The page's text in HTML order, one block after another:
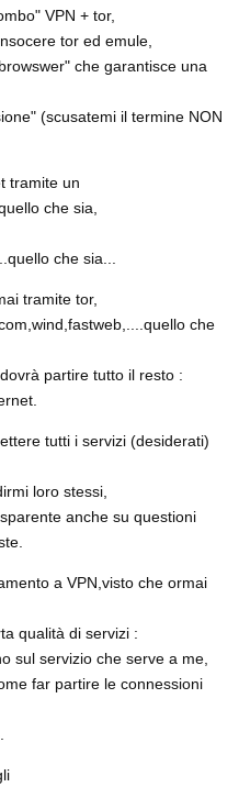
VPN + tor,
tor ed emule,
che garantisce una
(scusatemi il termine NON
tramite un
che sia,
che sia...
tramite tor,
che
partire tutto il resto :
tutti i servizi (desiderati)
loro stessi,
anche su questioni
a VPN,visto che ormai
qualità di servizi :
sul servizio che serve a me,
far partire le connessioni